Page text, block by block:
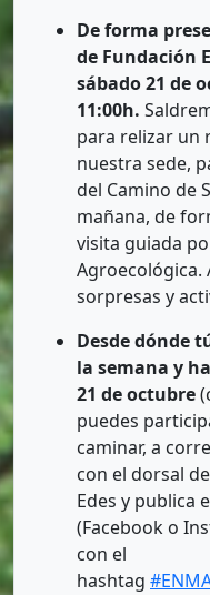
De forma
de Fundación
sábado 21 de
11:00h.
para relizar un
nuestra sede,
del Camino de
mañana, de
visita guiada
Agroecológica.
sorpresas y
Desde dónde
la semana y
21 de octubre
puedes
caminar, a
con el dorsal
Edes y publica
(Facebook o
con el
hashtag